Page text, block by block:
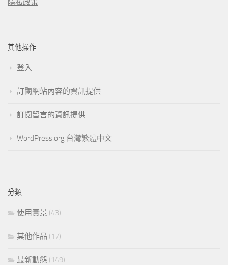
隱私政策
其他操作
登入
訂閱網站內容的資訊提供
訂閱留言的資訊提供
WordPress.org 台灣繁體中文
分類
使用實景 (43)
其他作品 (17)
最新動態 (149)